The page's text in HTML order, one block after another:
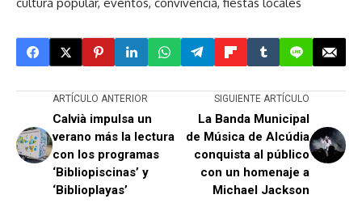
ARTÍCULO ANTERIOR
Calvià impulsa un
verano más la lectura
con los programas
‘Bibliopiscinas’ y
‘Biblioplayas’
SIGUIENTE ARTÍCULO
La Banda Municipal
de Música de Alcúdia
conquista al público
con un homenaje a
Michael Jackson